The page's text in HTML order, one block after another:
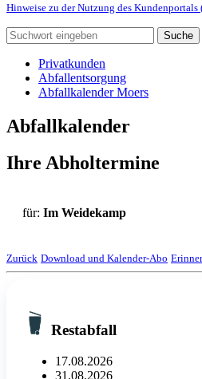
Hinweise zu der Nutzung des
Suche
Privatkunden
Abfallentsorgung
Abfallkalender Moers
Abfallkalender
Ihre Abholtermine
für: Im Weidekamp
Zurück Download und Kalender-Abo
Restabfall
17.08.2026
31.08.2026